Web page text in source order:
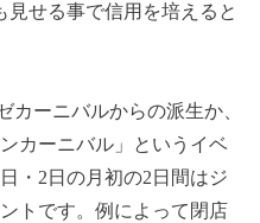
見せる事で信用を培えると
カーニバルからの派生か、
カーニバル」というイベ
・2日の月初の2日間はジ
トです。例によって閉店